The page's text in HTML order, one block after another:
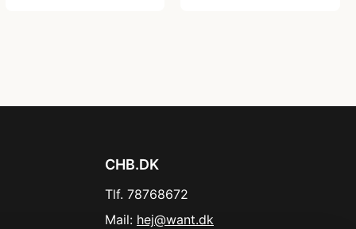
CHB.DK
Tlf. 78768672
Mail: hej@want.dk